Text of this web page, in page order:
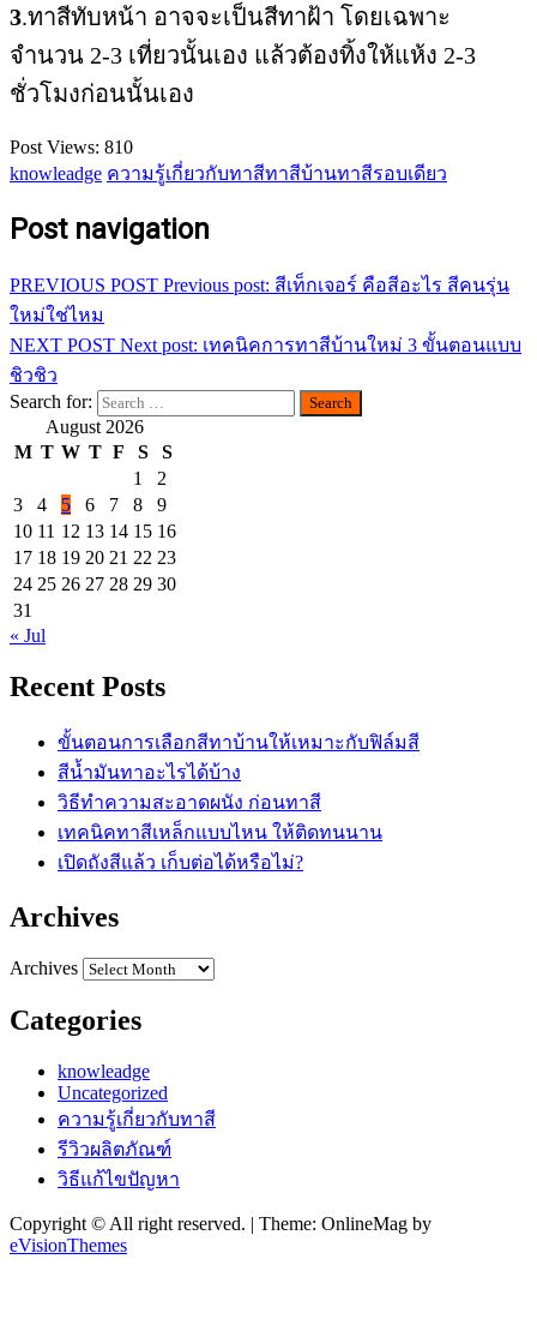
3.ทาสีทับหน้า อาจจะเป็นสีทาฝ้า โดยเฉพาะ
จำนวน 2-3 เที่ยวนั้นเอง แล้วต้องทิ้งให้แห้ง 2-3
ชั่วโมงก่อนนั้นเอง
Post Views: 810
knowleadge ความรู้เกี่ยวกับทาสีทาสีบ้านทาสีรอบเดียว
Post navigation
PREVIOUS POST Previous post: สีเท็กเจอร์ คือสีอะไร สีคนรุ่น
ใหม่ใช่ไหม
NEXT POST Next post: เทคนิคการทาสีบ้านใหม่ 3 ขั้นตอนแบบ
ชิวชิว
Search for:
August 2026
M T W T F S
S
1
2
3
4 5 6 7 8
9
10 11 12 13 14 15 16
17 18 19 20 21 22 23
24 25 26 27 28 29 30
31
« Jul
Recent Posts
ขั้นตอนการเลือกสีทาบ้านให้เหมาะกับฟิล์มสี
สีน้ำมันทาอะไรได้บ้าง
วิธีทำความสะอาดผนัง ก่อนทาสี
เทคนิคทาสีเหล็กแบบไหน ให้ติดทนนาน
เปิดถังสีแล้ว เก็บต่อได้หรือไม่?
Archives
Archives
Categories
knowleadge
Uncategorized
ความรู้เกี่ยวกับทาสี
รีวิวผลิตภัณฑ์
วิธีแก้ไขปัญหา
Copyright © All right reserved. | Theme: OnlineMag by
eVisionThemes